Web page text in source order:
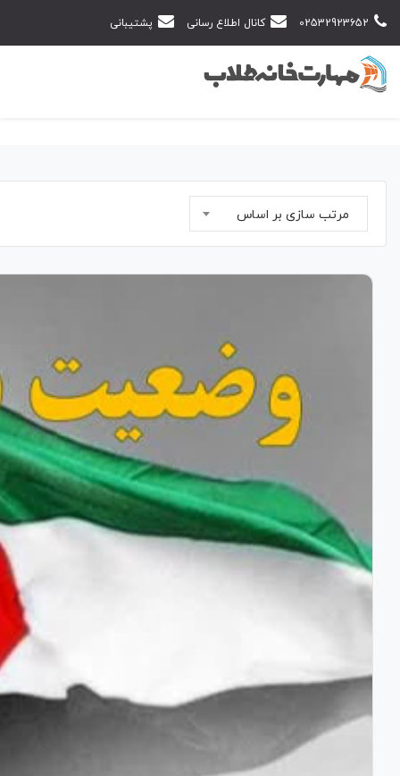
02532923652 کانال اطلاع رسانی پشتیبانی
مرتب سازی بر اساس